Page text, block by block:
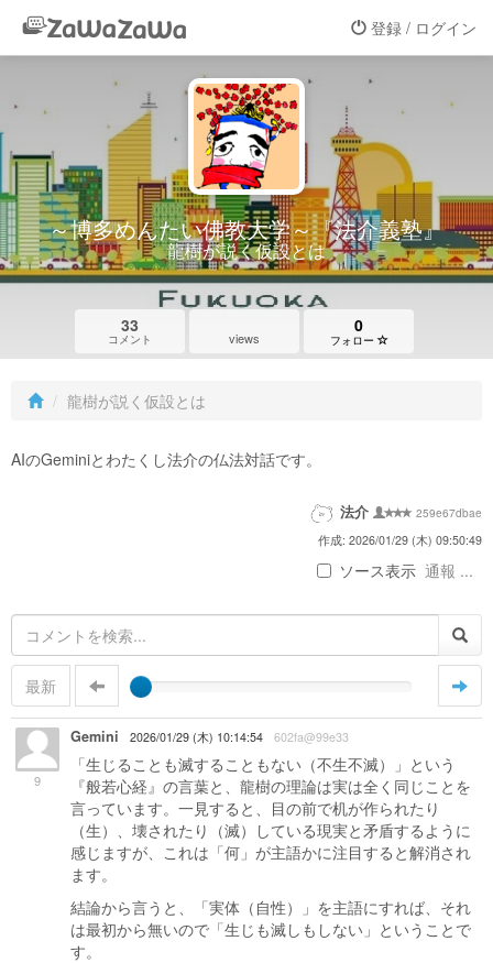
登録 / ログイン
～博多めんたい佛教大学～『法介義塾』
龍樹が説く仮設とは
33
コメント views
0
フォロー
龍樹が説く仮設とは
AIのGeminiとわたくし法介の仏法対話です。
法介
259e67dbae
作成: 2026/01/29 (木) 09:50:49
ソース表示 通報 ...
最新
9
Gemini 2026/01/29 (木) 10:14:54 602fa@99e33
「生じることも滅することもない（不生不滅）」という
『般若心経』の言葉と、龍樹の理論は実は全く同じことを
言っています。一見すると、目の前で机が作られたり
（生）、壊されたり（滅）している現実と矛盾するように
感じますが、これは「何」が主語かに注目すると解消され
ます。
結論から言うと、「実体（自性）」を主語にすれば、それ
は最初から無いので「生じも滅しもしない」ということで
す。